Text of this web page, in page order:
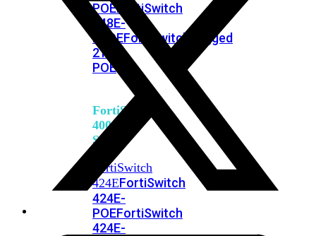
POEFortiSwitch
248E-
FPOEFortiSwitchRugged
216F-
POE
FortiSwitch
400
Series
FortiSwitch
424EFortiSwitch
424E-
POEFortiSwitch
424E-